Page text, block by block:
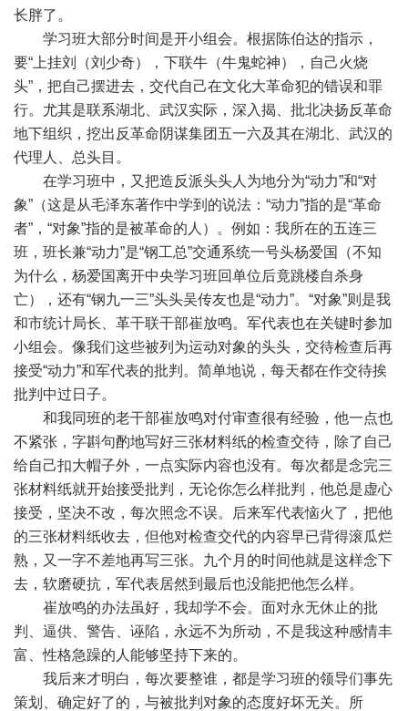
长胖了。
学习班大部分时间是开小组会。根据陈伯达的指示，
要“上挂刘（刘少奇），下联牛（牛鬼蛇神），自己火烧
头”，把自己摆进去，交代自己在文化大革命犯的错误和罪
行。尤其是联系湖北、武汉实际，深入揭、批北决扬反革命
地下组织，挖出反革命阴谋集团五一六及其在湖北、武汉的
代理人、总头目。
在学习班中，又把造反派头头人为地分为“动力”和“对
象”（这是从毛泽东著作中学到的说法：“动力”指的是“革命
者”，“对象”指的是被革命的人）。例如：我所在的五连三
班，班长兼“动力”是“钢工总”交通系统一号头杨爱国（不知
为什么，杨爱国离开中央学习班回单位后竟跳楼自杀身
亡），还有“钢九一三”头头吴传友也是“动力”。“对象”则是我
和市统计局长、革干联干部崔放鸣。军代表也在关键时参加
小组会。像我们这些被列为运动对象的头头，交待检查后再
接受“动力”和军代表的批判。简单地说，每天都在作交待挨
批判中过日子。
和我同班的老干部崔放鸣对付审查很有经验，他一点也
不紧张，字斟句酌地写好三张材料纸的检查交待，除了自己
给自己扣大帽子外，一点实际内容也没有。每次都是念完三
张材料纸就开始接受批判，无论你怎么样批判，他总是虚心
接受，坚决不改，每次照念不误。后来军代表恼火了，把他
的三张材料纸收去，但他对检查交代的内容早已背得滚瓜烂
熟，又一字不差地再写三张。九个月的时间他就是这样念下
去，软磨硬抗，军代表居然到最后也没能把他怎么样。
崔放鸣的办法虽好，我却学不会。面对永无休止的批
判、逼供、警告、诬陷，永远不为所动，不是我这种感情丰
富、性格急躁的人能够坚持下来的。
我后来才明白，每次要整谁，都是学习班的领导们事先
策划、确定好了的，与被批判对象的态度好坏无关。所